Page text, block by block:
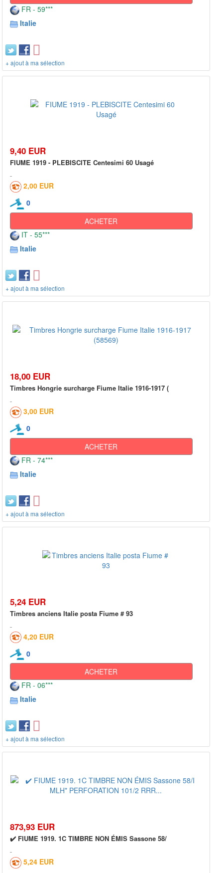
FR - 59***
Italie
+ ajout à ma sélection
9,40 EUR
FIUME 1919 - PLEBISCITE Centesimi 60 Usagé
2,00 EUR
0
ACHETER
IT - 55***
Italie
+ ajout à ma sélection
18,00 EUR
Timbres Hongrie surcharge Fiume Italie 1916-1917 (
3,00 EUR
0
ACHETER
FR - 74***
Italie
+ ajout à ma sélection
5,24 EUR
Timbres anciens Italie posta Fiume # 93
4,20 EUR
0
ACHETER
FR - 06***
Italie
+ ajout à ma sélection
873,93 EUR
✔️ FIUME 1919. 1C TIMBRE NON ÉMIS Sassone 58/
5,24 EUR